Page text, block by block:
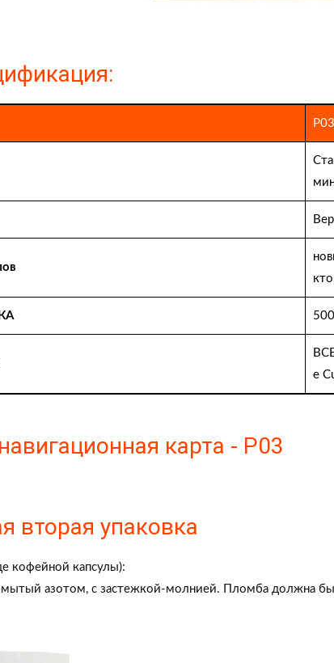
P03
e
карта - P03
вторая упаковка
кофейной капсулы):
азотом, с застежкой-молнией. Пломба должна